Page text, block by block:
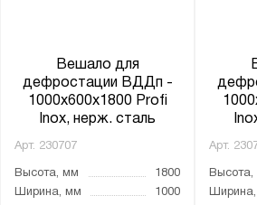
Вешало для
дефростации ВДДп -
1000x600x1800 Profi
Inox, нерж. сталь
Арт. 230707
Высота, мм
1800
Ширина, мм
1000
Арт.
Высота,